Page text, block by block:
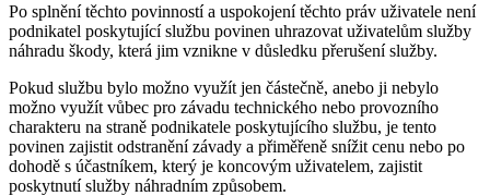
Po splnění těchto povinností a uspokojení těchto práv uživatele není
podnikatel poskytující službu povinen uhrazovat uživatelům služby
náhradu škody, která jim vznikne v důsledku přerušení služby.
Pokud službu bylo možno využít jen částečně, anebo ji nebylo
možno využít vůbec pro závadu technického nebo provozního
charakteru na straně podnikatele poskytujícího službu, je tento
povinen zajistit odstranění závady a přiměřeně snížit cenu nebo po
dohodě s účastníkem, který je koncovým uživatelem, zajistit
poskytnutí služby náhradním způsobem.